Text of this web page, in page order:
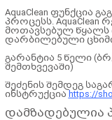
AquaClean ფუნქცია
პროცესს.
მოთავსებულ
დარბილებული
გარანტია 5 წელი
შემთხვევაში)
შეძენის შემდეგ
ინსტრუქციაhttps://
დამზადებულია